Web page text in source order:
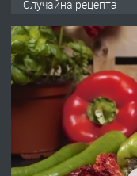
ПРЕДЛАГА
Случайна рецепта